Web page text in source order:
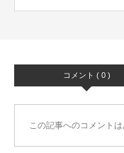
コメント ( 0 )
この記事へのコメントは